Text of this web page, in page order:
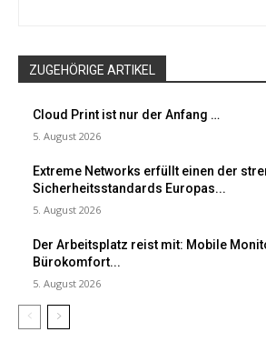
ZUGEHÖRIGE ARTIKEL
Cloud Print ist nur der Anfang …
5. August 2026
Extreme Networks erfüllt einen der
Sicherheitsstandards Europas...
5. August 2026
Der Arbeitsplatz reist mit: Mobile
Bürokomfort...
5. August 2026